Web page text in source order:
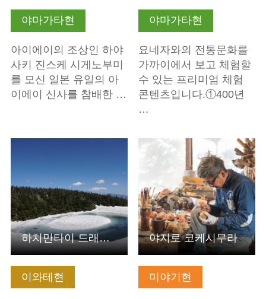
야마가타현
아이에이의 조상인 하야
사키 진스케 시게노부미
를 모신 일본 유일의 아
이에이 신사를 참배한 …
야마가타현
요네자와의 전통문화를
가까이에서 보고 체험할
수 있는 프리미엄 체험
콘텐츠입니다.①400년
…
이와테현
하치만타이 드래곤 아이와 이른 봄의 고산식물 트레킹
미야기현
기본정보 보기
야지로 코케시무라